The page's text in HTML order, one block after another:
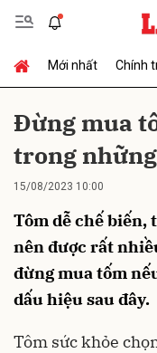
Mới nhất Chính
Đừng mua
trong
15/08/2023 10:00
Tôm dễ chế biến,
nên được rất
đừng mua tốm
dấu hiệu sau đây.
Tôm sức khỏe
Gửi bình luận